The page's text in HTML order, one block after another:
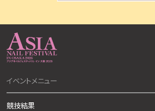
イベントメニュー
競技結果